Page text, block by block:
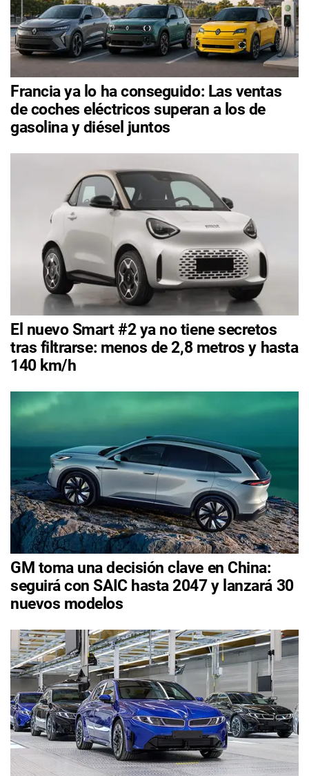
Francia ya lo ha conseguido: Las ventas
de coches eléctricos superan a los de
gasolina y diésel juntos
El nuevo Smart #2 ya no tiene secretos
tras filtrarse: menos de 2,8 metros y hasta
140 km/h
GM toma una decisión clave en China:
seguirá con SAIC hasta 2047 y lanzará 30
nuevos modelos